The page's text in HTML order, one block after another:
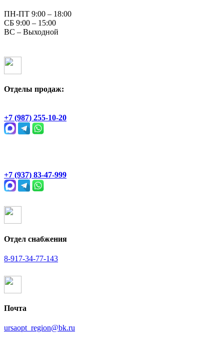
ПН-ПТ 9:00 – 18:00
СБ 9:00 – 15:00
ВС – Выходной
Отделы продаж:
+7 (987) 255-10-20
+7 (937) 83-47-999
Отдел снабжения
8-917-34-77-143
Почта
ursaopt_region@bk.ru